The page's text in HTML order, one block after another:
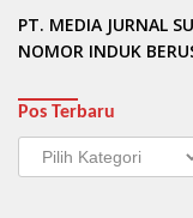
PT. MEDIA JURNAL
NOMOR INDUK
Pos Terbaru
Pos
Terbaru